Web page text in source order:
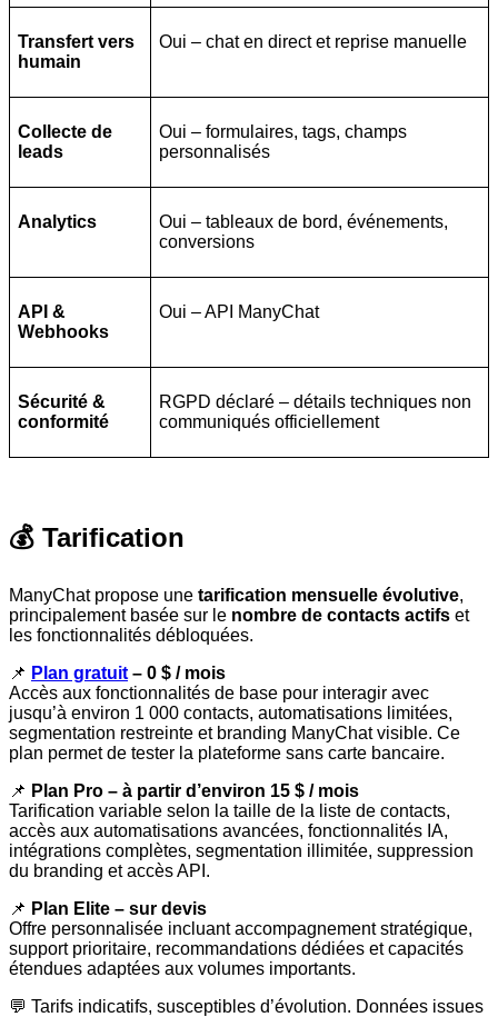
Transfert vers
humain
Oui – chat en direct et reprise manuelle
Collecte de
leads
Oui – formulaires, tags, champs
personnalisés
Analytics
Oui – tableaux de bord, événements,
conversions
API &
Webhooks
Oui – API ManyChat
Sécurité &
conformité
RGPD déclaré – détails techniques non
communiqués officiellement
💰 Tarification
ManyChat propose une tarification mensuelle évolutive,
principalement basée sur le nombre de contacts actifs et
les fonctionnalités débloquées.
📌 Plan gratuit – 0 $ / mois
Accès aux fonctionnalités de base pour interagir avec
jusqu’à environ 1 000 contacts, automatisations limitées,
segmentation restreinte et branding ManyChat visible. Ce
plan permet de tester la plateforme sans carte bancaire.
📌 Plan Pro – à partir d’environ 15 $ / mois
Tarification variable selon la taille de la liste de contacts,
accès aux automatisations avancées, fonctionnalités IA,
intégrations complètes, segmentation illimitée, suppression
du branding et accès API.
📌 Plan Elite – sur devis
Offre personnalisée incluant accompagnement stratégique,
support prioritaire, recommandations dédiées et capacités
étendues adaptées aux volumes importants.
💬 Tarifs indicatifs, susceptibles d’évolution. Données issues